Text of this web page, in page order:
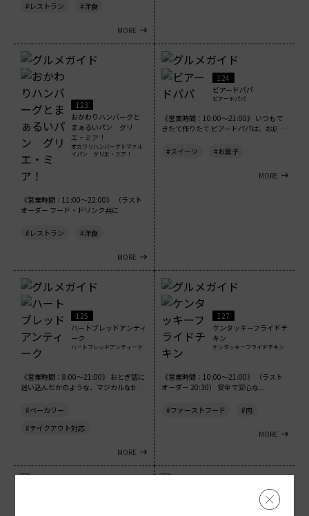
#レストラン
#洋食
MORE
123
おかわりハンバーグと
まぁるいパン グリ
エ・ミア！
オカワリハンバーグトマァル
イパン グリエ・ミア！
《営業時間：11:00～22:00》 （ラスト
オーダー フード・ドリンク共に
#レストラン
#洋食
MORE
124
ビアードパパ
ビアードパパ
《営業時間：10:00～21:00》 いつもで
きたて作りたて ビアードパパは、お店...
#スイーツ #お菓子
MORE
125
ハートブレッドアンティ
ーク
ハートブレッドアンティーク
《営業時間：8:00～21:00》 おとぎ話に
迷い込んだかのような、マジカルな世界
#ベーカリー
#テイクアウト対応
MORE
127
ケンタッキーフライドチ
キン
ケンタッキーフライドチキン
《営業時間：10:00～21:00》 （ラスト
オーダー 20:30） 安全で安心な...
#ファーストフード #肉
MORE